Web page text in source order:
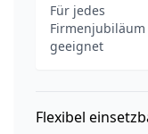
Für jedes
Firmenjubiläum
geeignet
Flexibel